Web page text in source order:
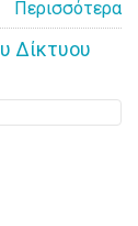
Περισσότερα
Δίκτυου